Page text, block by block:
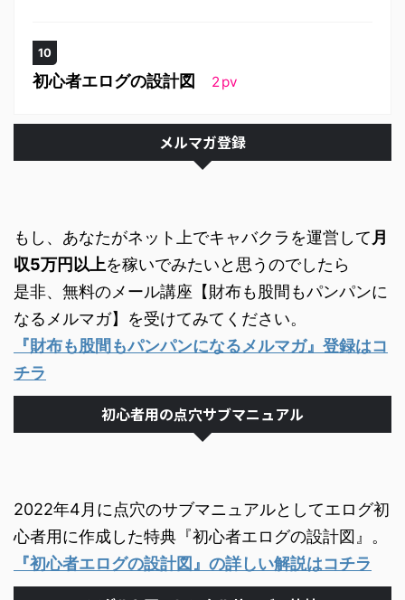
初心者エログの設計図 2pv
メルマガ登録
もし、あなたがネット上でキャバクラを運営して 月
収5万円以上を稼いでみたいと思うのでしたら
是非、無料のメール講座【財布も股間もパンパンに
なるメルマガ】を受けてみてください。
『財布も股間もパンパンになるメルマガ』登録はコ
チラ
初心者用の点穴サブマニュアル
2022年4月に点穴のサブマニュアルとしてエログ初
心者用に作成した特典『初心者エログの設計図』。
『初心者エログの設計図』の詳しい解説はコチラ